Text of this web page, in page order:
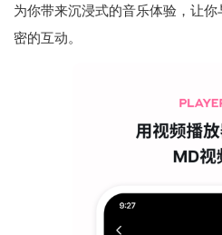
为你带来沉浸式的音乐体验，让
密的互动。